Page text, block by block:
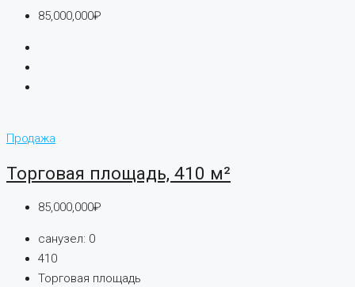
85,000,000₽
Продажа
Торговая площадь, 410 м²
85,000,000₽
санузел: 0
410
Торговая площадь